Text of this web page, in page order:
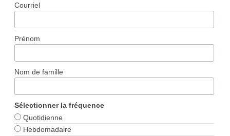
Courriel
Prénom
Nom de famille
Sélectionner la fréquence
Quotidienne
Hebdomadaire